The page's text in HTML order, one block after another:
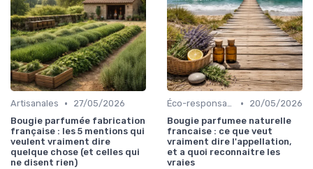
Artisanales •
27/05/2026
Bougie parfumée fabrication
française : les 5 mentions qui
veulent vraiment dire
quelque chose (et celles qui
ne disent rien)
Éco-responsables •
20/05/2026
Bougie parfumee naturelle
francaise : ce que veut
vraiment dire l'appellation,
et a quoi reconnaitre les
vraies